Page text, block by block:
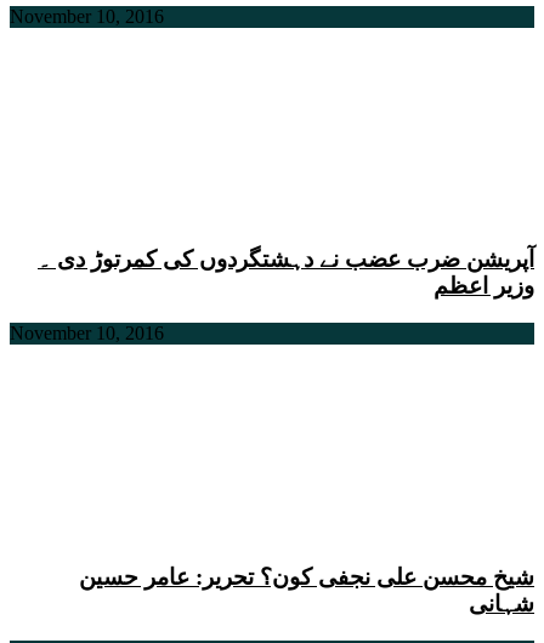
November 10, 2016
آپریشن ضرب عضب نے دہشتگردوں کی کمرتوڑ دی ۔
وزیر اعظم
November 10, 2016
شیخ محسن علی نجفی کون؟ تحریر: عامر حسین
شہانی